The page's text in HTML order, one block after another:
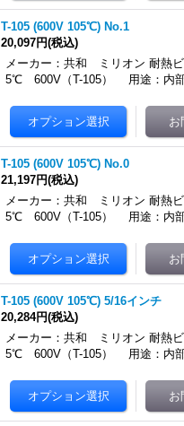
T-105 (600V 105℃) No.1
20,097円(税込)
メーカー：共和 ミリオン 耐熱
5℃ 600V（T-105） 用途：内部
T-105 (600V 105℃) No.0
21,197円(税込)
メーカー：共和 ミリオン 耐熱
5℃ 600V（T-105） 用途：内部
T-105 (600V 105℃) 5/16インチ
20,284円(税込)
メーカー：共和 ミリオン 耐熱
5℃ 600V（T-105） 用途：内部